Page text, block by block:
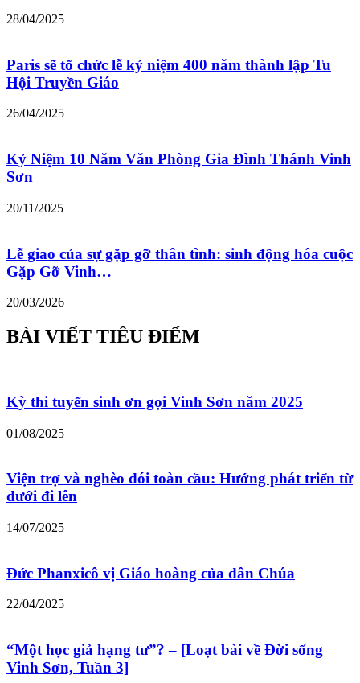
28/04/2025
Paris sẽ tổ chức lễ kỷ niệm 400 năm thành lập Tu
Hội Truyền Giáo
26/04/2025
Kỷ Niệm 10 Năm Văn Phòng Gia Đình Thánh Vinh
Sơn
20/11/2025
Lễ giao của sự gặp gỡ thân tình: sinh động hóa cuộc
Gặp Gỡ Vinh…
20/03/2026
BÀI VIẾT TIÊU ĐIỂM
Kỳ thi tuyển sinh ơn gọi Vinh Sơn năm 2025
01/08/2025
Viện trợ và nghèo đói toàn cầu: Hướng phát triển từ
dưới đi lên
14/07/2025
Đức Phanxicô vị Giáo hoàng của dân Chúa
22/04/2025
“Một học giả hạng tư”? – [Loạt bài về Đời sống
Vinh Sơn, Tuần 3]